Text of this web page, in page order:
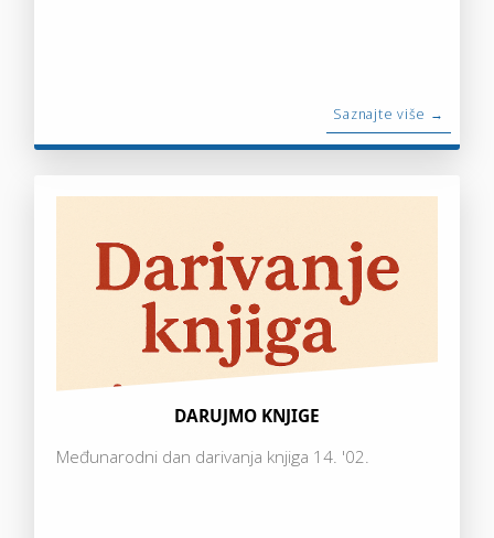
Saznajte više →
DARUJMO KNJIGE
Međunarodni dan darivanja knjiga 14. '02.